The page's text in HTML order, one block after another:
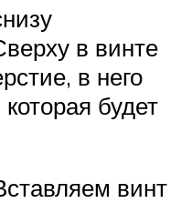
в винте
в него
будет
винт